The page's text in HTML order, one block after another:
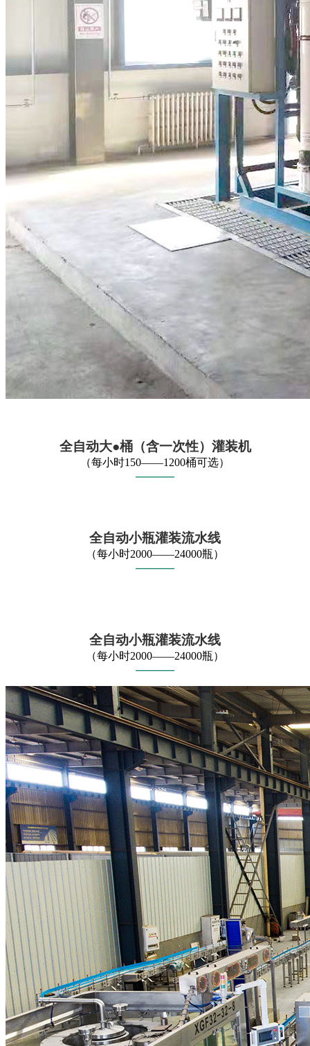
全自动大●桶（含一次性）灌装机
（每小时150——1200桶可选）
————
全自动小瓶灌装流水线
（每小时2000——24000瓶）
————
全自动小瓶灌装流水线
（每小时2000——24000瓶）
————